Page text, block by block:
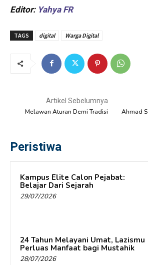
Editor: Yahya FR
TAGS digital Warga Digital
Artikel Sebelumnya
Melawan Aturan Demi Tradisi
Ahmad
Peristiwa
Kampus Elite Calon Pejabat:
Belajar Dari Sejarah
29/07/2026
24 Tahun Melayani Umat, Lazismu
Perluas Manfaat bagi Mustahik
28/07/2026